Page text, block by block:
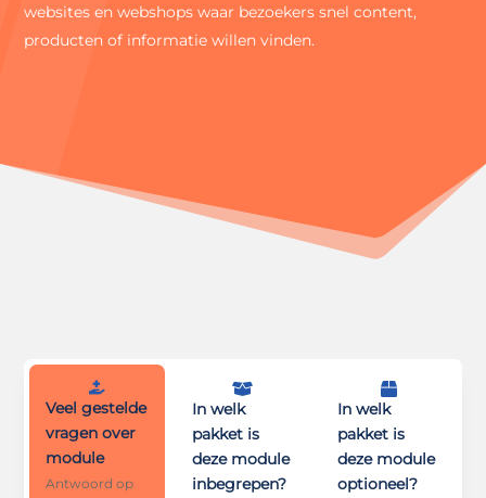
websites en webshops waar bezoekers snel content,
producten of informatie willen vinden.

Veel gestelde
vragen over
module
Antwoord op

In welk
pakket is
deze module
inbegrepen?

In welk
pakket is
deze module
optioneel?